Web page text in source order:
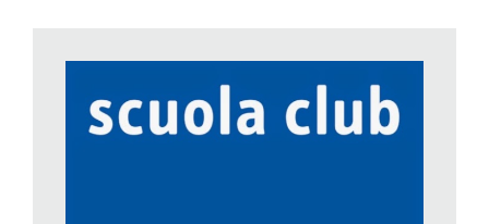
iMpuls, ha deciso di lanciare il nuovo corso «Trova il tuo peso
forma con gusto». La formula è destinata a tutti coloro che
hanno a cuore il rapporto con se stessi e identificano